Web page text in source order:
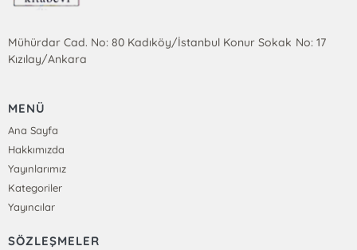
Mühürdar Cad. No: 80 Kadıköy/İstanbul Konur Sokak No: 17
Kızılay/Ankara
MENÜ
Ana Sayfa
Hakkımızda
Yayınlarımız
Kategoriler
Yayıncılar
SÖZLEŞMELER